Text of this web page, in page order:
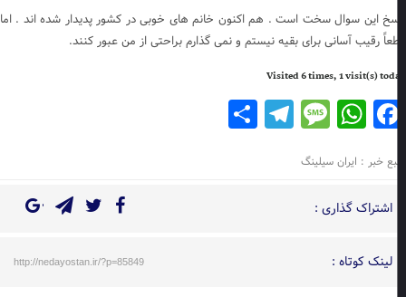
این سوال سخت است . هم اکنون خانم های خوبی در کشور پدیدار شده اند . اما
رقیب آسانی برای بقیه نیستم و نمی گذارم براحتی از من عبور کنند.
Visited 6 times, 1 visit(s)
Facebook
WhatsApp
Message
Telegram
Share
خبر : ایران سیلینگ
اشتراک گذاری :
لینک کوتاه : http://nedayostan.ir/?p=85849